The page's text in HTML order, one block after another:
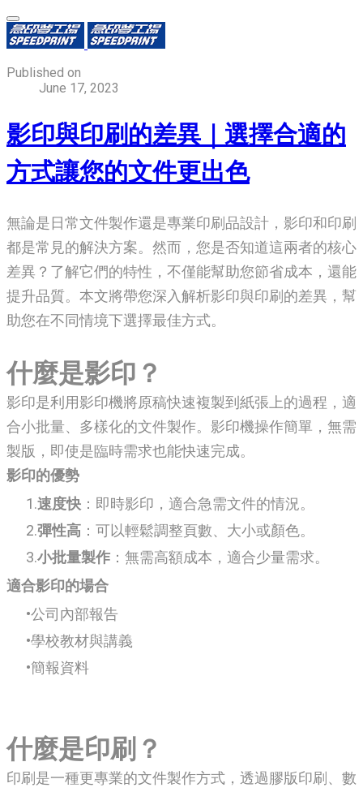
Published on
June 17, 2023
影印與印刷的差異｜選擇合適的
方式讓您的文件更出色
無論是日常文件製作還是專業印刷品設計，影印和印刷
都是常見的解決方案。然而，您是否知道這兩者的核心
差異？了解它們的特性，不僅能幫助您節省成本，還能
提升品質。本文將帶您深入解析影印與印刷的差異，幫
助您在不同情境下選擇最佳方式。
什麼是影印？
影印是利用影印機將原稿快速複製到紙張上的過程，適
合小批量、多樣化的文件製作。影印機操作簡單，無需
製版，即使是臨時需求也能快速完成。
影印的優勢
速度快 ：即時影印，適合急需文件的情況。
彈性高 ：可以輕鬆調整頁數、大小或顏色。
小批量製作 ：無需高額成本，適合少量需求。
適合影印的場合
公司內部報告
學校教材與講義
簡報資料
什麼是印刷？
印刷是一種更專業的文件製作方式，透過膠版印刷、數